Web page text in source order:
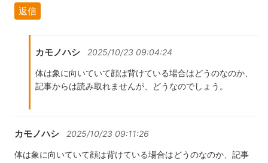
返信
カモノハシ 2025/10/23 09:04:24
体は象に向いていて顔は背けている場合はどうのなのか、
記事からは読み取れませんが、どうなのでしょう。
カモノハシ 2025/10/23 09:11:26
体は象に向いていて顔は背けている場合はどうのなのか、記事